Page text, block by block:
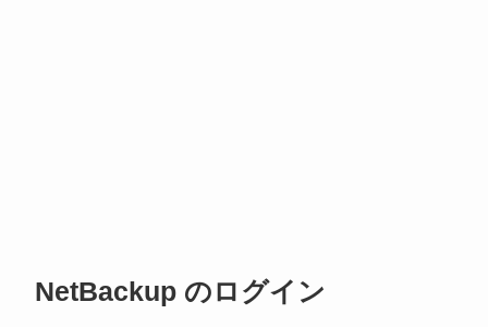
NetBackup のログイン